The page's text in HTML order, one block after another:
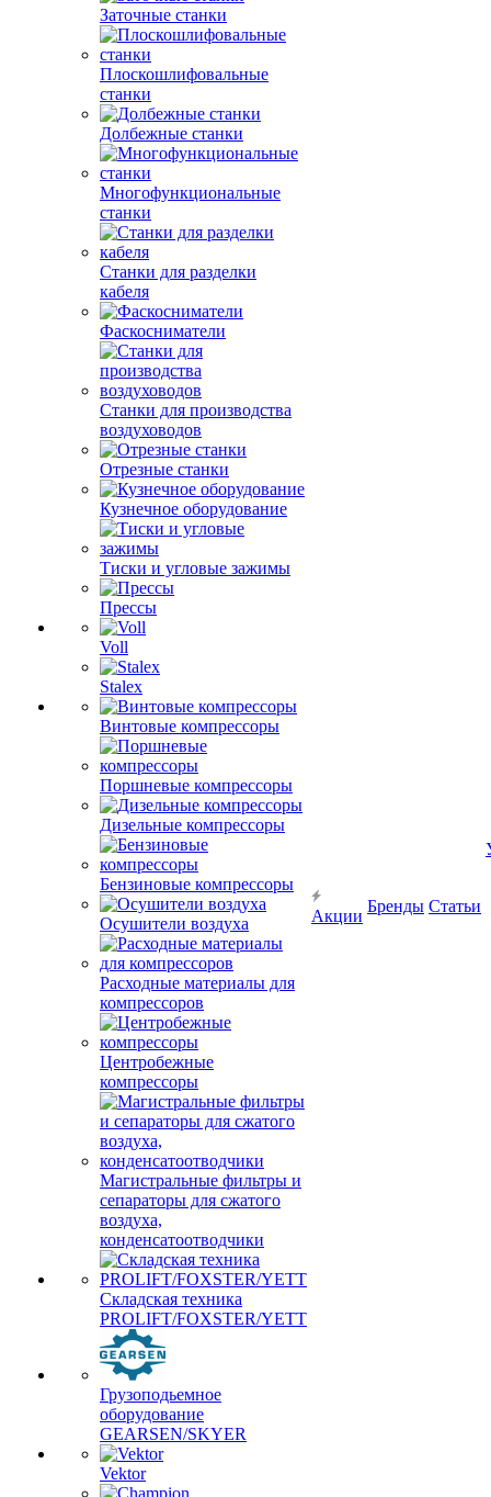
Заточные станки
Плоскошлифовальные
станки
Долбежные станки
Многофункциональные
станки
Станки для разделки
кабеля
Фаскосниматели
Станки для производства
воздуховодов
Отрезные станки
Кузнечное оборудование
Тиски и угловые зажимы
Прессы
Voll
Stalex
Винтовые компрессоры
Поршневые компрессоры
Дизельные компрессоры
Бензиновые компрессоры
Осушители воздуха
Расходные материалы для
компрессоров
Центробежные
компрессоры
Магистральные фильтры и
сепараторы для сжатого
воздуха,
конденсатоотводчики
Складская техника
PROLIFT/FOXSTER/YETT
Грузоподьемное
оборудование
GEARSEN/SKYER
Vektor